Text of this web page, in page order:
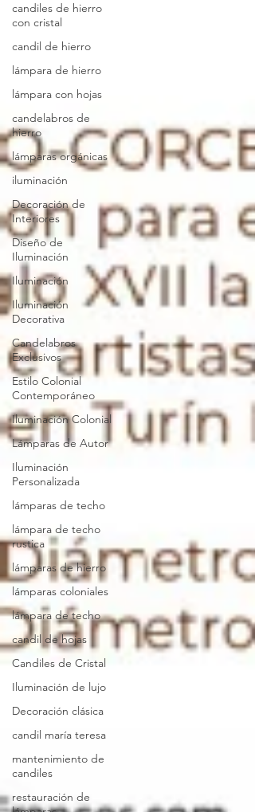
candiles de hierro
con cristal
candil de hierro
lámpara de hierro
lámpara con hojas
candelabros de
hierro
lámparas orgánicas
iluminación
Decoración de
Interiores
Diseño de
Iluminación
Iluminación
Iluminación
Decorativa
Candelabros
Exclusivos
Estilo Colonial
Contemporáneo
Iluminación Colonial
Lámparas de Autor
Iluminación
Personalizada
lámparas de techo
lámpara de techo
rustica
lámparas de hierro
lámparas coloniales
lámpara de techo
candil de hojas
Candiles de Cristal
Iluminación de lujo
Decoración clásica
candil maría teresa
mantenimiento de
candiles
restauración de